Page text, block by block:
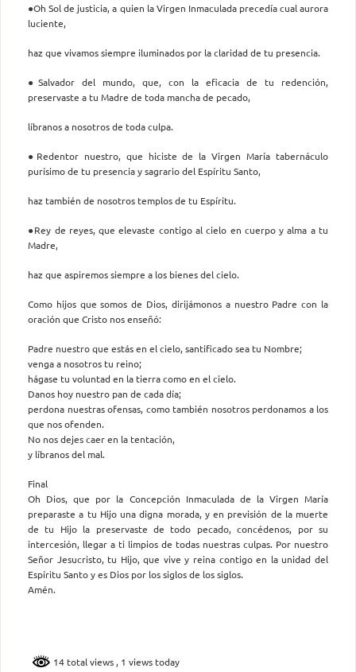
●Oh Sol de justicia, a quien la Virgen Inmaculada precedía cual aurora
luciente,
haz que vivamos siempre iluminados por la claridad de tu presencia.
●Salvador del mundo, que, con la eficacia de tu redención,
preservaste a tu Madre de toda mancha de pecado,
líbranos a nosotros de toda culpa.
●Redentor nuestro, que hiciste de la Virgen María tabernáculo
purísimo de tu presencia y sagrario del Espíritu Santo,
haz también de nosotros templos de tu Espíritu.
●Rey de reyes, que elevaste contigo al cielo en cuerpo y alma a tu
Madre,
haz que aspiremos siempre a los bienes del cielo.
Como hijos que somos de Dios, dirijámonos a nuestro Padre con la
oración que Cristo nos enseñó:
Padre nuestro que estás en el cielo, santificado sea tu Nombre;
venga a nosotros tu reino;
hágase tu voluntad en la tierra como en el cielo.
Danos hoy nuestro pan de cada día;
perdona nuestras ofensas, como también nosotros perdonamos a los
que nos ofenden.
No nos dejes caer en la tentación,
y líbranos del mal.
Final
Oh Dios, que por la Concepción Inmaculada de la Virgen María
preparaste a tu Hijo una digna morada, y en previsión de la muerte
de tu Hijo la preservaste de todo pecado, concédenos, por su
intercesión, llegar a ti limpios de todas nuestras culpas. Por nuestro
Señor Jesucristo, tu Hijo, que vive y reina contigo en la unidad del
Espíritu Santo y es Dios por los siglos de los siglos.
Amén.
14 total views , 1 views today